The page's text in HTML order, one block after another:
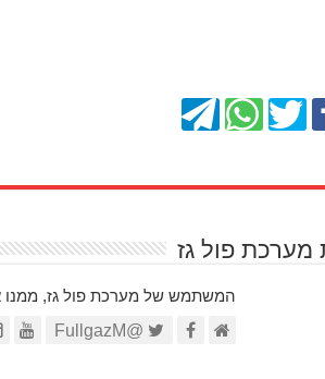
מערכת פול גז
המשתמש של מערכת פול גז, ממנו
@FullgazM